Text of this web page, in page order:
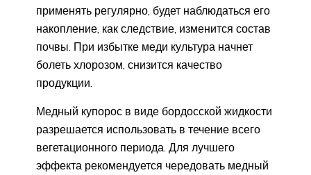
применять регулярно, будет наблюдаться его
накопление, как следствие, изменится состав
почвы. При избытке меди культура начнет
болеть хлорозом, снизится качество
продукции.
Медный купорос в виде бордосской жидкости
разрешается использовать в течение всего
вегетационного периода. Для лучшего
эффекта рекомендуется чередовать медный